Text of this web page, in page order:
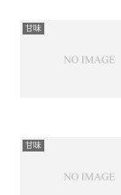
甘味
甘味